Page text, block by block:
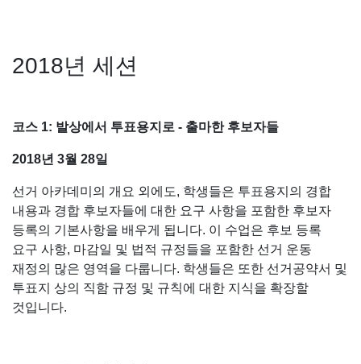
2018년 세션
코스 1: 발상에서 투표용지로 - 출마한 후보자들
2018년 3월 28일
선거 아카데미의 개요 외에도, 학생들은 투표용지의 경합
내용과 경합 후보자들에 대한 요구 사항을 포함한 후보자
등록의 기본사항을 배우게 됩니다. 이 수업은 후보 등록
요구 사항, 마감일 및 법적 규정들을 포함한 선거 운동
재정의 많은 영역을 다룹니다. 학생들은 또한 선거공약서 및
투표지 상의 직함 규정 및 규칙에 대한 지식을 확장할
것입니다.